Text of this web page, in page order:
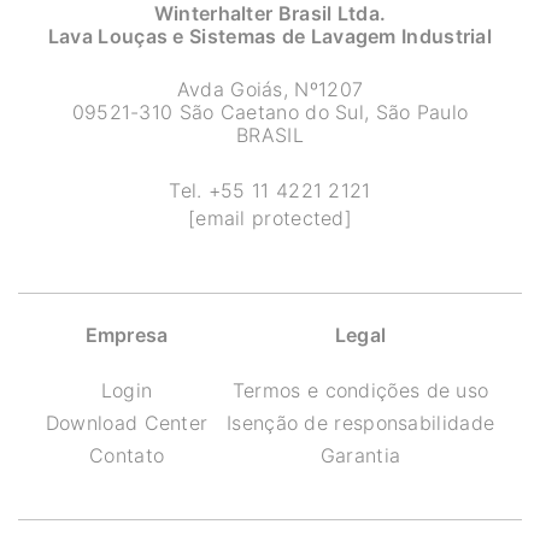
Winterhalter Brasil Ltda.
Lava Louças e Sistemas de Lavagem Industrial
Avda Goiás, Nº1207
09521-310 São Caetano do Sul, São Paulo
BRASIL
Tel. +55 11 4221 2121
[email protected]
Empresa
Login
Download Center
Contato
Legal
Termos e condições de uso
Isenção de responsabilidade
Garantia